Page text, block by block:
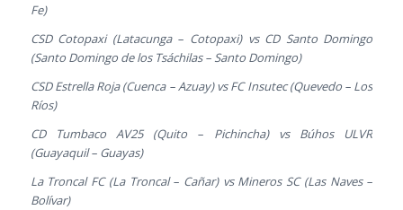
Fe)
CSD Cotopaxi (Latacunga – Cotopaxi) vs CD Santo Domingo
(Santo Domingo de los Tsáchilas – Santo Domingo)
CSD Estrella Roja (Cuenca – Azuay) vs FC Insutec (Quevedo – Los
Ríos)
CD Tumbaco AV25 (Quito – Pichincha) vs Búhos ULVR
(Guayaquil – Guayas)
La Troncal FC (La Troncal – Cañar) vs Mineros SC (Las Naves –
Bolívar)